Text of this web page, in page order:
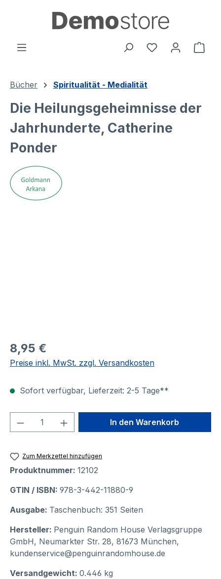
Bücher Spiritualität - Medialität
Die Heilungsgeheimnisse der
Jahrhunderte, Catherine
Ponder
8,95 €
Preise inkl. MwSt. zzgl. Versandkosten
Sofort verfügbar, Lieferzeit: 2-5 Tage**
Produkt Anzahl: Gib denIn den Warenkorb
Zum Merkzettel hinzufügen
Produktnummer: 12102
GTIN / ISBN: 978-3-442-11880-9
Ausgabe: Taschenbuch: 351 Seiten
Hersteller: Penguin Random House Verlagsgruppe
GmbH, Neumarkter Str. 28, 81673 München,
kundenservice@penguinrandomhouse.de
Versandgewicht: 0.446 kg